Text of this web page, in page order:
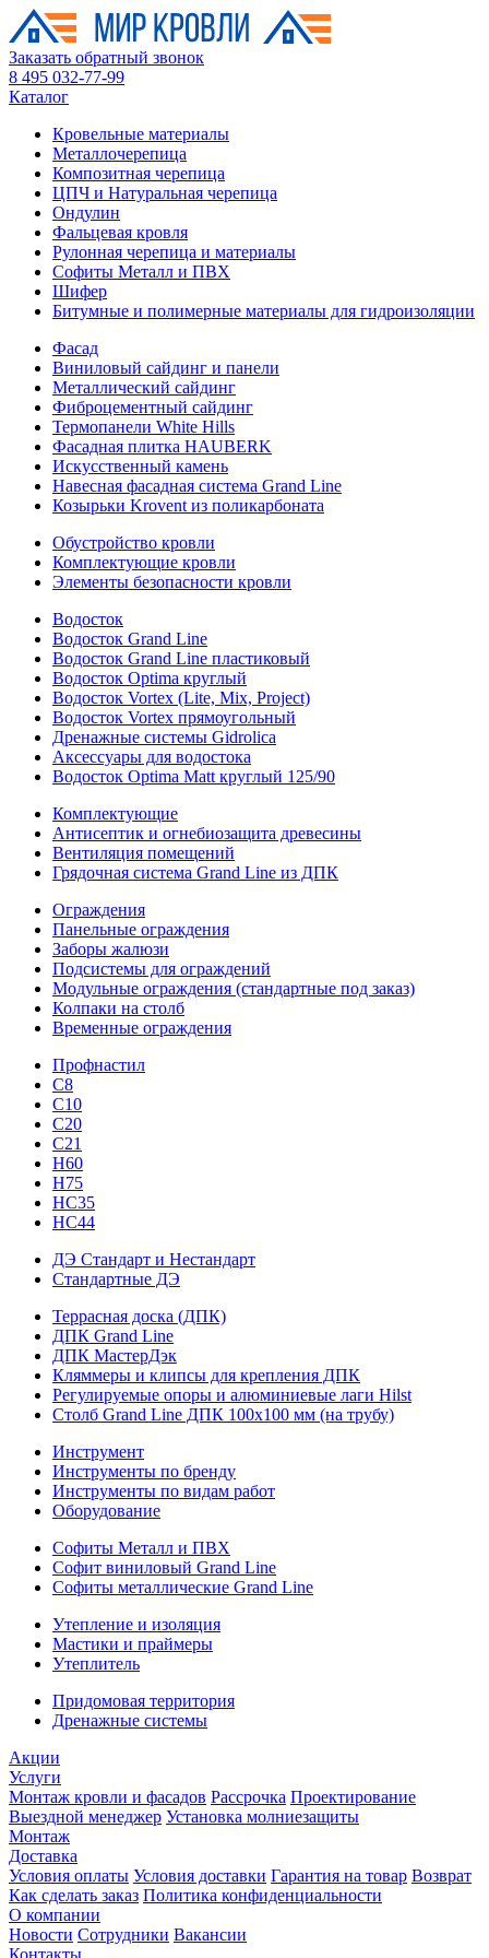
Заказать обратный звонок
8 495 032-77-99
Каталог
Кровельные материалы
Металлочерепица
Композитная черепица
ЦПЧ и Натуральная черепица
Ондулин
Фальцевая кровля
Рулонная черепица и материалы
Софиты Металл и ПВХ
Шифер
Битумные и полимерные материалы для гидроизоляции
Фасад
Виниловый сайдинг и панели
Металлический сайдинг
Фиброцементный сайдинг
Термопанели White Hills
Фасадная плитка HAUBERK
Искусственный камень
Навесная фасадная система Grand Line
Козырьки Krovent из поликарбоната
Обустройство кровли
Комплектующие кровли
Элементы безопасности кровли
Водосток
Водосток Grand Line
Водосток Grand Line пластиковый
Водосток Optima круглый
Водосток Vortex (Lite, Mix, Project)
Водосток Vortex прямоугольный
Дренажные системы Gidrolica
Аксессуары для водостока
Водосток Optima Matt круглый 125/90
Комплектующие
Антисептик и огнебиозащита древесины
Вентиляция помещений
Грядочная система Grand Line из ДПК
Ограждения
Панельные ограждения
Заборы жалюзи
Подсистемы для ограждений
Модульные ограждения (стандартные под заказ)
Колпаки на столб
Временные ограждения
Профнастил
С8
С10
С20
С21
H60
H75
HС35
НС44
ДЭ Стандарт и Нестандарт
Стандартные ДЭ
Террасная доска (ДПК)
ДПК Grand Line
ДПК МастерДэк
Кляммеры и клипсы для крепления ДПК
Регулируемые опоры и алюминиевые лаги Hilst
Столб Grand Line ДПК 100х100 мм (на трубу)
Инструмент
Инструменты по бренду
Инструменты по видам работ
Оборудование
Софиты Металл и ПВХ
Софит виниловый Grand Line
Софиты металлические Grand Line
Утепление и изоляция
Мастики и праймеры
Утеплитель
Придомовая территория
Дренажные системы
Акции
Услуги
Монтаж кровли и фасадов Рассрочка Проектирование
Выездной менеджер Установка молниезащиты
Монтаж
Доставка
Условия оплаты Условия доставки Гарантия на товар Возврат
Как сделать заказ Политика конфиденциальности
О компании
Новости Сотрудники Вакансии
Контакты